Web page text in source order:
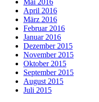
April 2016
März 2016
Februar 2016
Januar 2016
Dezember 2015
November 2015
Oktober 2015
September 2015
August 2015
Juli 2015